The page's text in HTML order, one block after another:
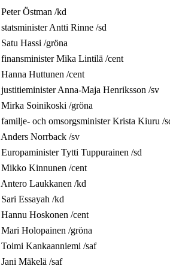
Peter Östman /kd
statsministerAntti Rinne /sd
Satu Hassi /gröna
finansminister Mika Lintilä /cent
Hanna Huttunen /cent
justitieministerAnna-Maja Henriksson /sv
Mirka Soinikoski /gröna
familje- och omsorgsminister Krista Kiuru /
Anders Norrback /sv
Europaminister Tytti Tuppurainen /sd
Mikko Kinnunen /cent
Antero Laukkanen /kd
Sari Essayah /kd
Hannu Hoskonen /cent
Mari Holopainen /gröna
Toimi Kankaanniemi /saf
Jani Mäkelä /saf